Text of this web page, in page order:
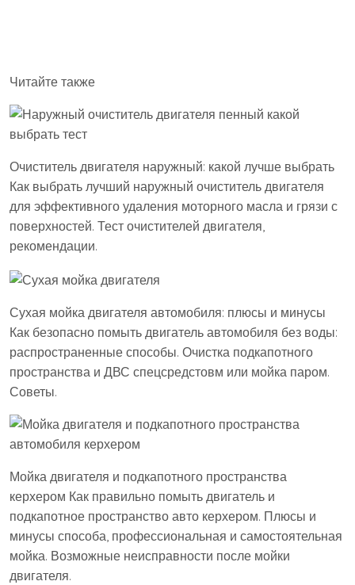
Читайте также
Очиститель двигателя наружный: какой лучше выбрать
Как выбрать лучший наружный очиститель двигателя
для эффективного удаления моторного масла и грязи с
поверхностей. Тест очистителей двигателя,
рекомендации.
Сухая мойка двигателя автомобиля: плюсы и минусы
Как безопасно помыть двигатель автомобиля без воды:
распространенные способы. Очистка подкапотного
пространства и ДВС спецсредстовм или мойка паром.
Советы.
Мойка двигателя и подкапотного пространства
керхером Как правильно помыть двигатель и
подкапотное пространство авто керхером. Плюсы и
минусы способа, профессиональная и самостоятельная
мойка. Возможные неисправности после мойки
двигателя.